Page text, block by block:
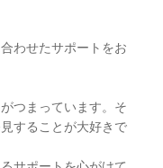
わせたサポートをお
つまっています。そ
することが大好きで